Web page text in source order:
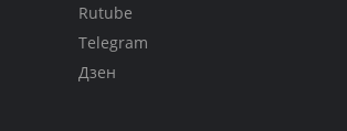
Rutube
Telegram
Дзен